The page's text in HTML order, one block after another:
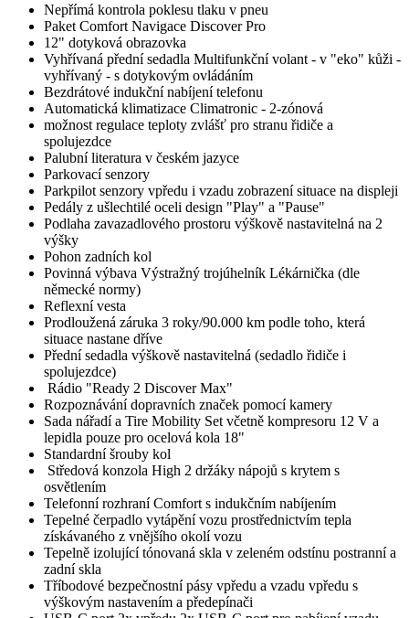
Nepřímá kontrola poklesu tlaku v pneu
Paket Comfort Navigace Discover Pro
12" dotyková obrazovka
Vyhřívaná přední sedadla Multifunkční volant - v "eko" kůži -
vyhřívaný - s dotykovým ovládáním
Bezdrátové indukční nabíjení telefonu
Automatická klimatizace Climatronic - 2-zónová
možnost regulace teploty zvlášť pro stranu řidiče a
spolujezdce
Palubní literatura v českém jazyce
Parkovací senzory
Parkpilot senzory vpředu i vzadu zobrazení situace na displeji
Pedály z ušlechtilé oceli design "Play" a "Pause"
Podlaha zavazadlového prostoru výškově nastavitelná na 2
výšky
Pohon zadních kol
Povinná výbava Výstražný trojúhelník Lékárnička (dle
německé normy)
Reflexní vesta
Prodloužená záruka 3 roky/90.000 km podle toho, která
situace nastane dříve
Přední sedadla výškově nastavitelná (sedadlo řidiče i
spolujezdce)
Rádio "Ready 2 Discover Max"
Rozpoznávání dopravních značek pomocí kamery
Sada nářadí a Tire Mobility Set včetně kompresoru 12 V a
lepidla pouze pro ocelová kola 18"
Standardní šrouby kol
Středová konzola High 2 držáky nápojů s krytem s
osvětlením
Telefonní rozhraní Comfort s indukčním nabíjením
Tepelné čerpadlo vytápění vozu prostřednictvím tepla
získávaného z vnějšího okolí vozu
Tepelně izolující tónovaná skla v zeleném odstínu postranní a
zadní skla
Tříbodové bezpečnostní pásy vpředu a vzadu vpředu s
výškovým nastavením a předepínači